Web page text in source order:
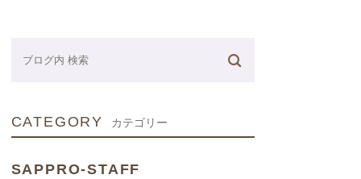
ター
CATEGORY カテゴリー
SAPPRO-STAFF